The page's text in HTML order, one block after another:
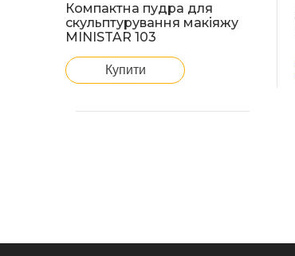
Компактна пудра для
скульптурування макіяжу
MINISTAR 103
Купити